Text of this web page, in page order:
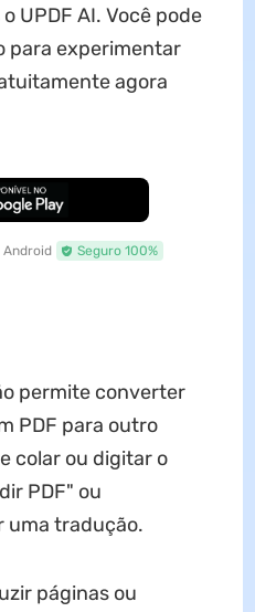
UPDF AI. Você pode
para experimentar
agora
Grátis
Android Seguro 100%
permite converter
PDF para outro
colar ou digitar o
PDF" ou
uma tradução.
páginas ou